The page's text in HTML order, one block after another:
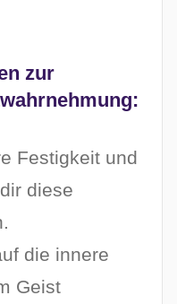
zur
Festigkeit und
diese
die innere
Geist